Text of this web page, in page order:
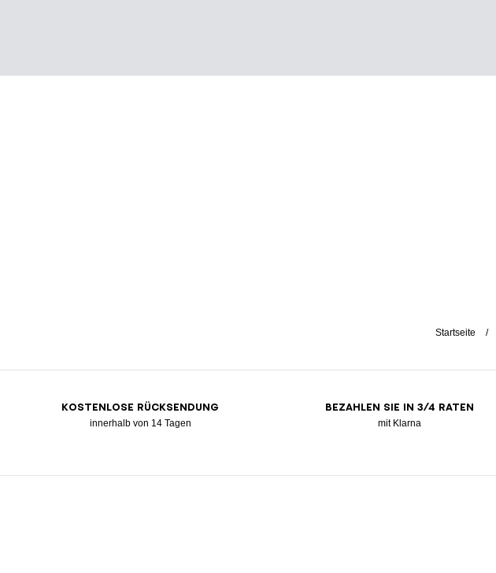
Startseite
KOSTENLOSE RÜCKSENDUNG
innerhalb von 14 Tagen
BEZAHLEN SIE IN 3/4 RATEN
mit Klarna